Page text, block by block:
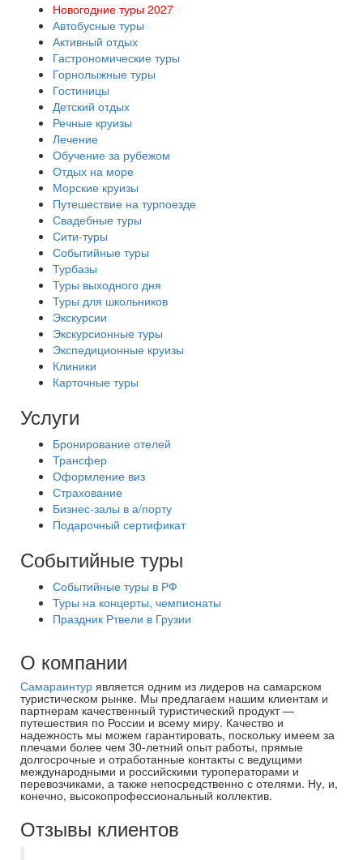
Новогодние туры 2027
Автобусные туры
Активный отдых
Гастрономические туры
Горнолыжные туры
Гостиницы
Детский отдых
Речные круизы
Лечение
Обучение за рубежом
Отдых на море
Морские круизы
Путешествие на турпоезде
Свадебные туры
Сити-туры
Событийные туры
Турбазы
Туры выходного дня
Туры для школьников
Экскурсии
Экскурсионные туры
Экспедиционные круизы
Клиники
Карточные туры
Услуги
Бронирование отелей
Трансфер
Оформление виз
Страхование
Бизнес-залы в а/порту
Подарочный сертификат
Событийные туры
Событийные туры в РФ
Туры на концерты, чемпионаты
Праздник Ртвели в Грузии
О компании
Самараинтур является одним из лидеров на самарском
туристическом рынке. Мы предлагаем нашим клиентам и
партнерам качественный туристический продукт —
путешествия по России и всему миру. Качество и
надежность мы можем гарантировать, поскольку имеем за
плечами более чем 30-летний опыт работы, прямые
долгосрочные и отработанные контакты с ведущими
международными и российскими туроператорами и
перевозчиками, а также непосредственно с отелями. Ну, и,
конечно, высокопрофессиональный коллектив.
Отзывы клиентов